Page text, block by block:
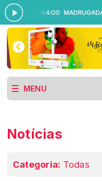
às 04:00 MADRUGADA
MENU
Notícias
Categoria: Todas